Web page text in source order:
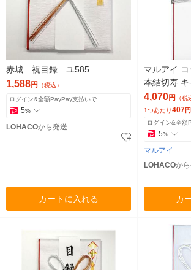
赤城 祝目録 ユ585
1,588円 （税込）
ログイン&全額PayPay支払いで
5%
LOHACOから発送
カートに入れる
マルアイ
本結切寿
4,070円 （税
1つあたり407 円
ログイン&全額
5%
マルアイ
LOHACOか
カ